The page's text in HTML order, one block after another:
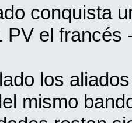
conquista
PV el francés
los
mismo